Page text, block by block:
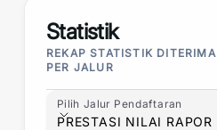
Statistik
REKAP STATISTIK DITERIMA
PER JALUR
Pilih Jalur Pendaftaran
Pilih Jalur Pendaftaran
PRESTASI NILAI RAPOR